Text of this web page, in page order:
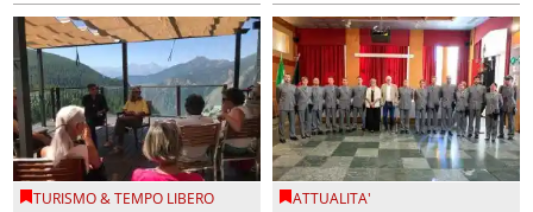
TURISMO & TEMPO LIBERO ATTUALITA'